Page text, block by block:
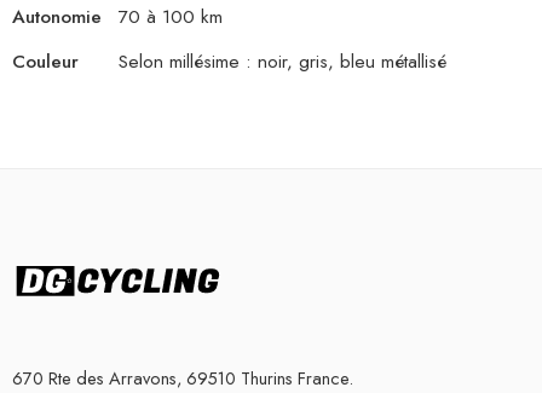
Autonomie
70 à 100 km
Couleur
Selon millésime : noir, gris, bleu métallisé
670 Rte des Arravons, 69510 Thurins France.